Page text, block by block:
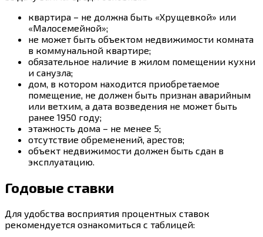
квартира – не должна быть «Хрущевкой» или
«Малосемейной»;
не может быть объектом недвижимости комната
в коммунальной квартире;
обязательное наличие в жилом помещении кухни
и санузла;
дом, в котором находится приобретаемое
помещение, не должен быть признан аварийным
или ветхим, а дата возведения не может быть
ранее 1950 году;
этажность дома – не менее 5;
отсутствие обременений, арестов;
объект недвижимости должен быть сдан в
эксплуатацию.
Годовые ставки
Для удобства восприятия процентных ставок
рекомендуется ознакомиться с таблицей: